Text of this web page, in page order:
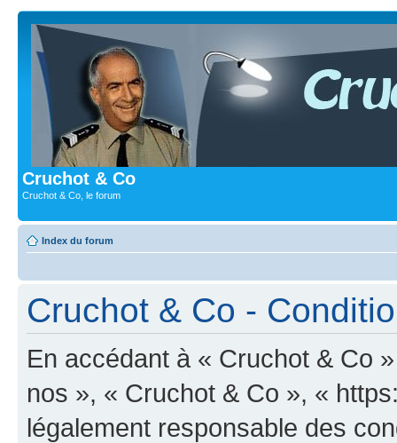
Cruchot & Co
Cruchot & Co, le forum
Index du forum
Cruchot & Co -
En accédant à « Cruchot & Co
nos », « Cruchot & Co », «
légalement responsable des